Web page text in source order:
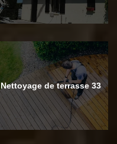
Nettoyage de terrasse 33